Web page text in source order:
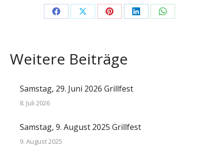
Share Share Share Share Share
Weitere Beiträge
Samstag, 29. Juni 2026 Grillfest
8. Juli 2026
Samstag, 9. August 2025 Grillfest
9. August 2025